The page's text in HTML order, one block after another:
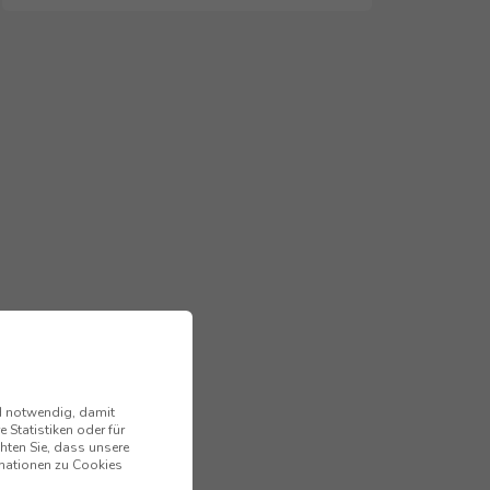
notwendig, damit
Statistiken oder für
Sie, dass unsere
zu Cookies